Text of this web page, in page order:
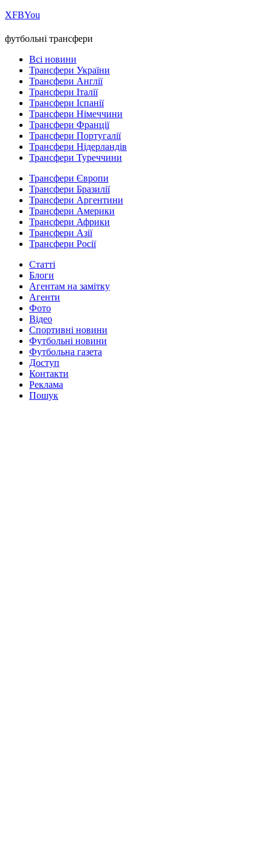
ХFBYou
футбольні трансфери
Всі новини
Трансфери України
Трансфери Англії
Трансфери Італії
Трансфери Іспанії
Трансфери Німеччини
Трансфери Франції
Трансфери Португалії
Трансфери Нідерландів
Трансфери Туреччини
Трансфери Європи
Трансфери Бразилії
Трансфери Аргентини
Трансфери Америки
Трансфери Африки
Трансфери Азії
Трансфери Росії
Статті
Блоги
Агентам на замітку
Агенти
Фото
Відео
Спортивні новини
Футбольні новини
Футбольна газета
Доступ
Контакти
Реклама
Пошук